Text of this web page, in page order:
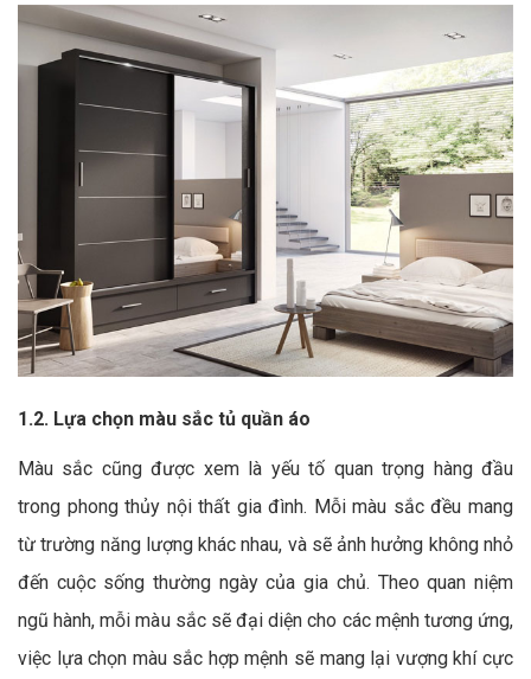
1.2. Lựa chọn màu sắc tủ quần áo
Màu sắc cũng được xem là yếu tố quan trọng hàng đầu
trong phong thủy nội thất gia đình. Mỗi màu sắc đều mang
từ trường năng lượng khác nhau, và sẽ ảnh hưởng không nhỏ
đến cuộc sống thường ngày của gia chủ. Theo quan niệm
ngũ hành, mỗi màu sắc sẽ đại diện cho các mệnh tương ứng,
việc lựa chọn màu sắc hợp mệnh sẽ mang lại vượng khí cực